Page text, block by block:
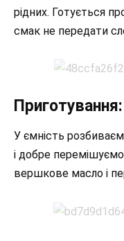
рідних. Готується
смак не передати
Приготування:
У ємність
і добре
вершкове масло і